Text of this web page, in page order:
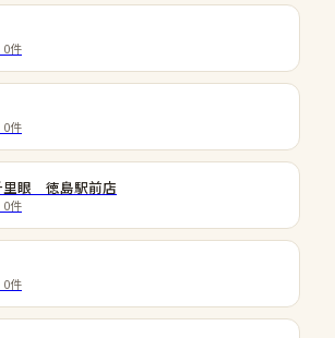
0件
0件
里眼 徳島駅前店
0件
0件